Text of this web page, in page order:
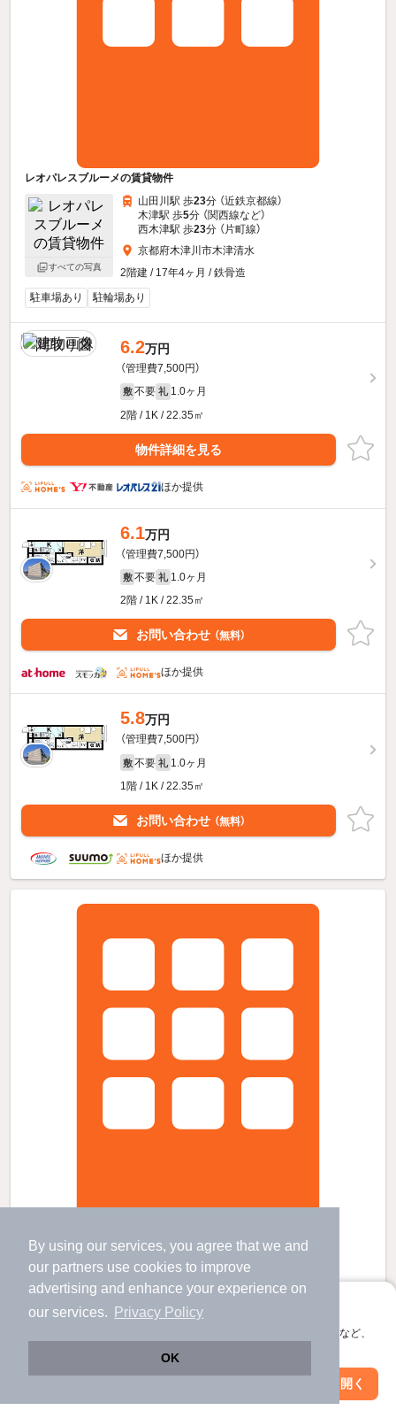
By using our services, you agree that we and
our partners use cookies to improve
advertising and enhance your experience on
our services.
Privacy Policy
OK
アプリに切り替えて、サクサクお部屋探し
会員登録なしですぐ使える。マップ検索やお気に入り保存など、
アプリを開く
レオパレスブルーメの賃貸物件
すべての写真
山田川駅 歩23分 （近鉄京都線）
木津駅 歩5分 （関西線など）
西木津駅 歩23分 （片町線）
京都府木津川市木津清水
2階建 / 17年4ヶ月 / 鉄骨造
駐車場あり
駐輪場あり
6.2万円
（管理費7,500円）
敷 不要 礼 1.0ヶ月
2階 / 1K / 22.35㎡
物件詳細を見る
ほか提供
6.1万円
（管理費7,500円）
敷 不要 礼 1.0ヶ月
2階 / 1K / 22.35㎡
お問い合わせ （無料）
ほか提供
5.8万円
（管理費7,500円）
敷 不要 礼 1.0ヶ月
1階 / 1K / 22.35㎡
お問い合わせ （無料）
ほか提供
レオパレスプレミールの賃貸物件
山田川駅 歩32 分 （近鉄京都線）
7分 （関西線
西木津駅 歩24
2階建 / 18年1ヶ月 / 木造
絞り込み条件を変更